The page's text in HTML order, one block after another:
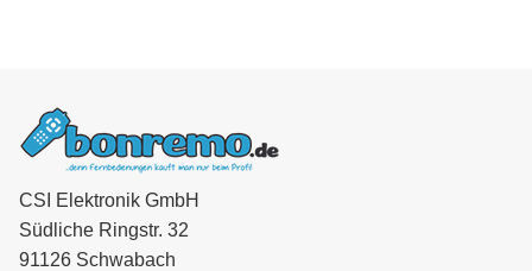
CSI Elektronik GmbH
Südliche Ringstr. 32
91126 Schwabach